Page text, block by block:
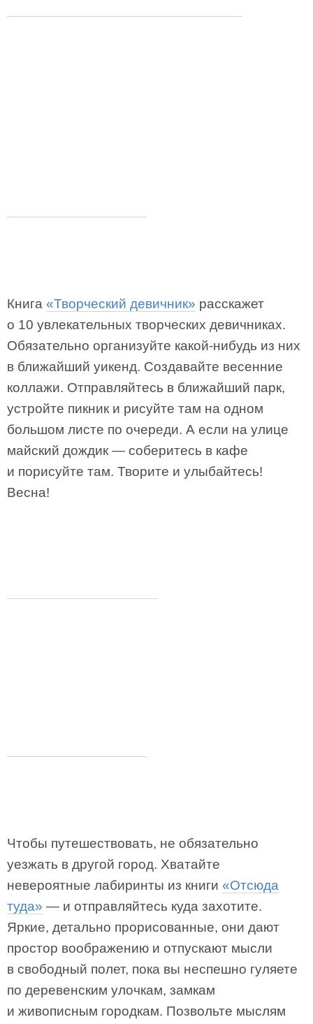
Книга «Творческий девичник» расскажет
о 10 увлекательных творческих девичниках.
Обязательно организуйте какой-нибудь из них
в ближайший уикенд. Создавайте весенние
коллажи. Отправляйтесь в ближайший парк,
устройте пикник и рисуйте там на одном
большом листе по очереди. А если на улице
майский дождик — соберитесь в кафе
и порисуйте там. Творите и улыбайтесь!
Весна!
Чтобы путешествовать, не обязательно
уезжать в другой город. Хватайте
невероятные лабиринты из книги «Отсюда
туда» — и отправляйтесь куда захотите.
Яркие, детально прорисованные, они дают
простор воображению и отпускают мысли
в свободный полет, пока вы неспешно гуляете
по деревенским улочкам, замкам
и живописным городкам. Позвольте мыслям